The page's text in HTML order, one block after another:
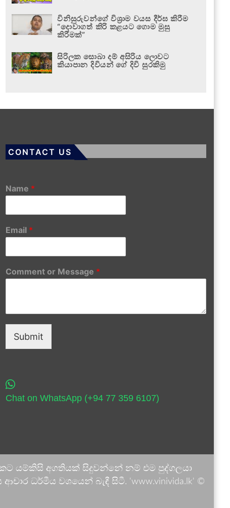
විනිසුරුවන්ගේ විශ්‍රාම වයස දීර්ඝ කිරීම
“දොවාගත් කිරි කළයට ගොම මුසු
කිරීමක්”
සිරිලක සොබා දම් අසිරිය ලොවට
කියාපාන දිවියන් ගේ දිවි සුරකිමු
CONTACT US
Name *
Email *
Comment or Message *
Submit
Chat on WhatsApp (+94 77 359 6107)
යම්කිසි අගතියක් සිදුවන්නේ නම් එම පුද්ගලයා
ධර්මීය වශයෙන් බැඳී සිටී. 'www.vinivida.lk' ©